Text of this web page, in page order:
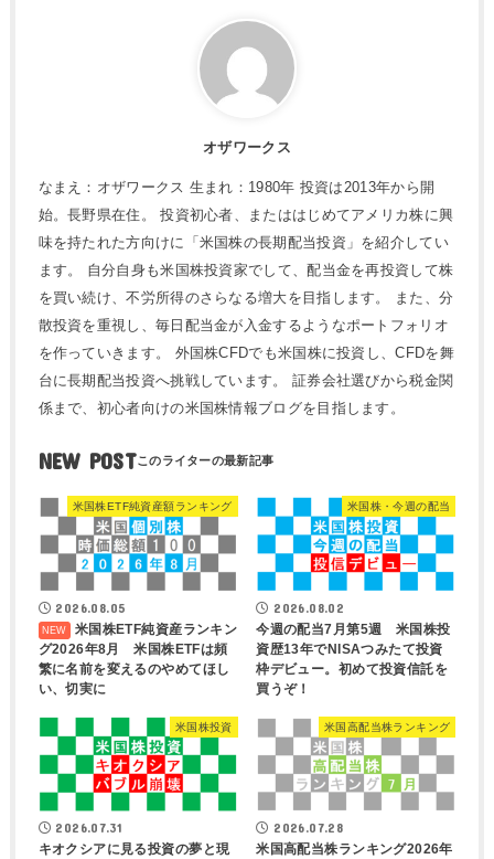
オザワークス
なまえ：オザワークス 生まれ：1980年 投資は2013年から開
始。長野県在住。 投資初心者、またははじめてアメリカ株に興
味を持たれた方向けに「米国株の長期配当投資」を紹介してい
ます。 自分自身も米国株投資家でして、配当金を再投資して株
を買い続け、不労所得のさらなる増大を目指します。 また、分
散投資を重視し、毎日配当金が入金するようなポートフォリオ
を作っていきます。 外国株CFDでも米国株に投資し、CFDを舞
台に長期配当投資へ挑戦しています。 証券会社選びから税金関
係まで、初心者向けの米国株情報ブログを目指します。
NEW POST
米国株ETF純資産額ランキング
2026.08.05
米国株ETF純資産ランキン
グ2026年8月 米国株ETFは頻
繁に名前を変えるのやめてほし
い、切実に
米国株・今週の配当
2026.08.02
今週の配当7月第5週 米国株投
資歴13年でNISAつみたて投資
枠デビュー。初めて投資信託を
買うぞ！
米国株投資
2026.07.31
キオクシアに見る投資の夢と現
米国高配当株ランキング
2026.07.28
米国高配当株ランキング2026年